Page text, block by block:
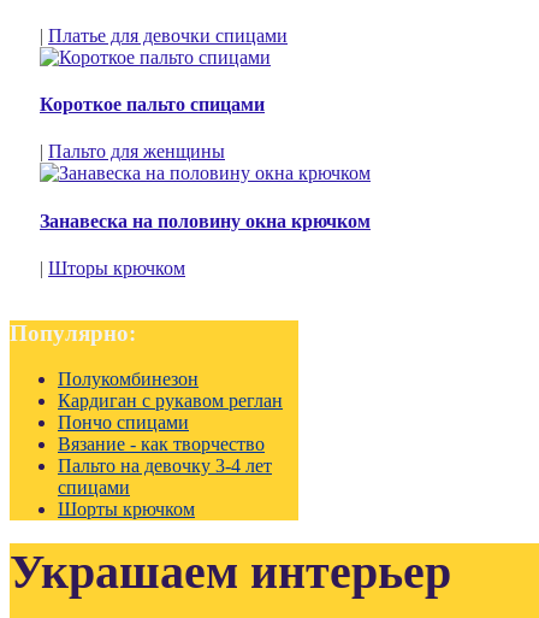
| Платье для девочки спицами
Короткое пальто спицами
| Пальто для женщины
Занавеска на половину окна крючком
| Шторы крючком
Популярно:
Полукомбинезон
Кардиган с рукавом реглан
Пончо спицами
Вязание - как творчество
Пальто на девочку 3-4 лет
спицами
Шорты крючком
Украшаем интерьер